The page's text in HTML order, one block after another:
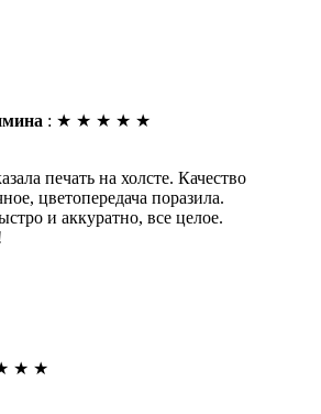
: ★ ★ ★ ★ ★
печать на холсте. Качество
цветопередача поразила.
и аккуратно, все целое.
★ ★